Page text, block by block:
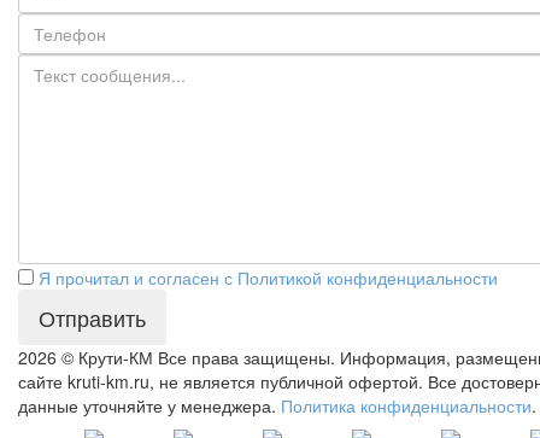
Я прочитал и согласен с Политикой конфиденциальности
Отправить
2026 © Крути-КМ Все права защищены. Информация,
сайте kruti-km.ru, не является публичной офертой. Все
данные уточняйте у менеджера. Политика конфиденциальности.